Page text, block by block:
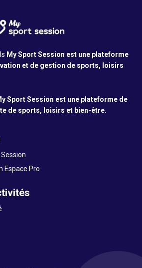
My Sport Session est une plateforme
et de gestion de sports, loisirs
Sport Session est une plateforme de
de sports, loisirs et bien-être.
Espace Pro